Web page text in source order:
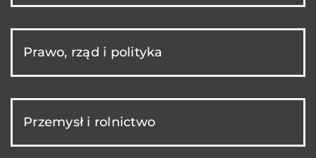
Prawo, rząd i polityka
Przemysł i rolnictwo